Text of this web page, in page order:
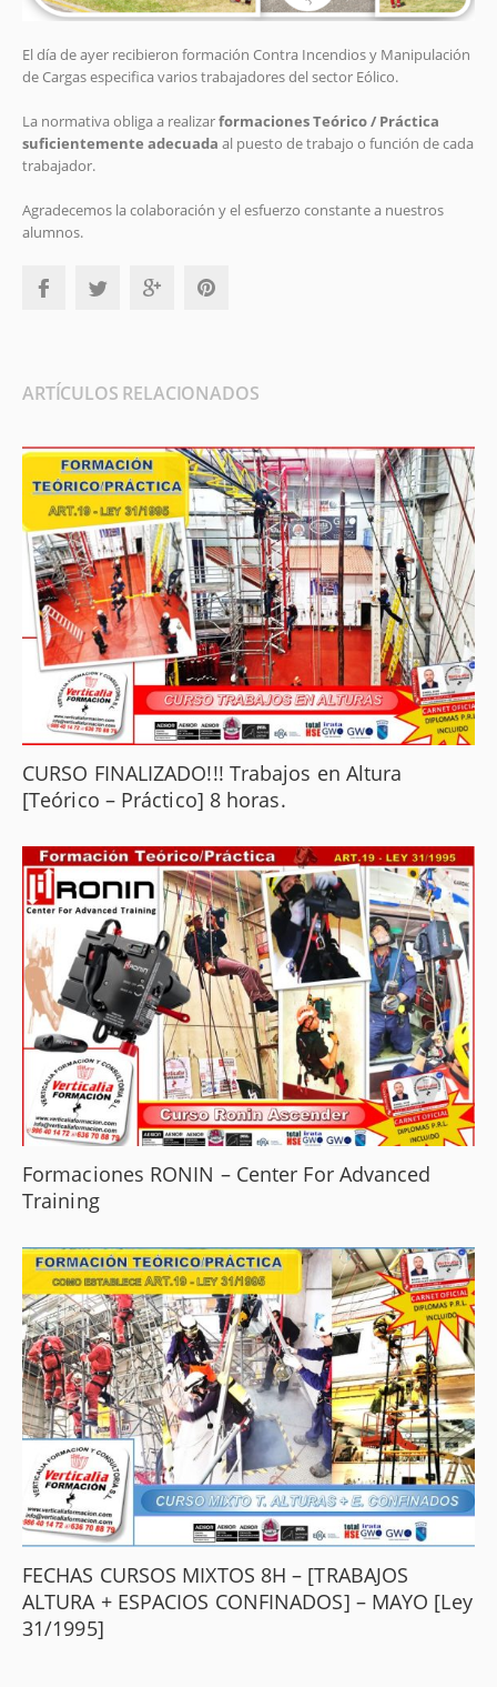
El día de ayer recibieron formación Contra Incendios y Manipulación
de Cargas especifica varios trabajadores del sector Eólico.
La normativa obliga a realizarformaciones Teórico / Práctica
suficientemente adecuada al puesto de trabajo o función de cada
trabajador.
Agradecemos la colaboración y el esfuerzo constante a nuestros
alumnos.
ARTÍCULOS RELACIONADOS
CURSO FINALIZADO!!! Trabajos en Altura
[Teórico – Práctico] 8 horas.
Formaciones RONIN – Center For Advanced
Training
FECHAS CURSOS MIXTOS 8H – [TRABAJOS
ALTURA + ESPACIOS CONFINADOS] – MAYO [Ley
31/1995]